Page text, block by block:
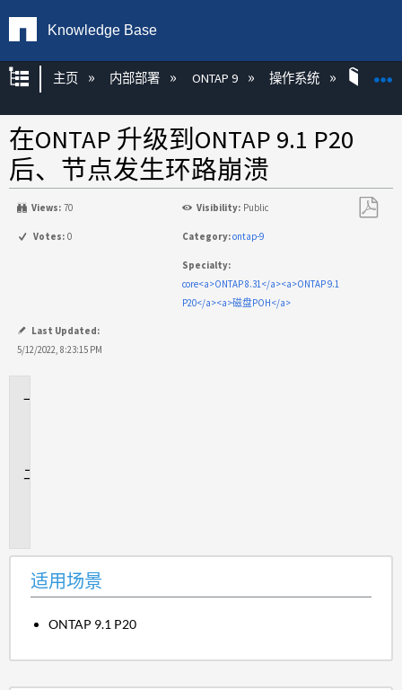
Knowledge Base
扩展/隐缩全局层次
主页 内部部署 ONTAP 9 操作系统
在ONTAP 升级到ONTAP 9.1 P20
后、节点发生环路崩溃
Views: 70 Visibility: Public
Votes: 0 Category:ontap-9
Specialty:
core<a>ONTAP 8.31</a><a>ONTAP 9.1
P20</a><a>磁盘POH</a>
Last Updated:
5/12/2022, 8:23:15 PM
适用场景
ONTAP 9.1 P20